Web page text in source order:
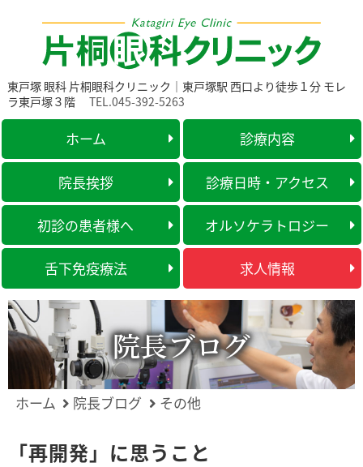
東戸塚 眼科 片桐眼科クリニック｜東戸塚駅 西口より徒歩１分 モレ
ラ東戸塚３階
TEL.045-392-5263
ホーム 診療内容
院長挨拶 診療日時・アクセス
初診の患者様へ オルソケラトロジー
舌下免疫療法 求人情報
院長ブログ
ホーム 院長ブログ その他
「再開発」に思うこと